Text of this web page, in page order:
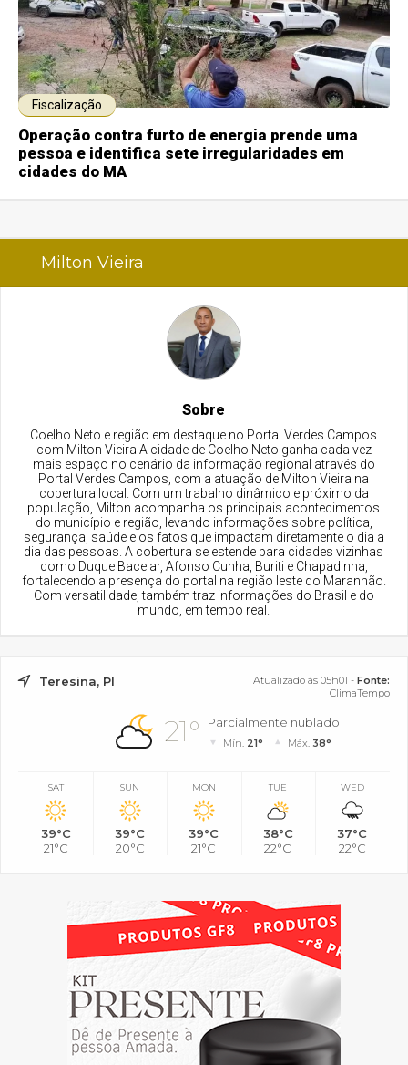
Fiscalização
Operação contra furto de energia prende uma
pessoa e identifica sete irregularidades em
cidades do MA
Milton Vieira
Sobre
Coelho Neto e região em destaque no Portal Verdes Campos
com Milton Vieira A cidade de Coelho Neto ganha cada vez
mais espaço no cenário da informação regional através do
Portal Verdes Campos, com a atuação de Milton Vieira na
cobertura local. Com um trabalho dinâmico e próximo da
população, Milton acompanha os principais acontecimentos
do município e região, levando informações sobre política,
segurança, saúde e os fatos que impactam diretamente o dia a
dia das pessoas. A cobertura se estende para cidades vizinhas
como Duque Bacelar, Afonso Cunha, Buriti e Chapadinha,
fortalecendo a presença do portal na região leste do Maranhão.
Com versatilidade, também traz informações do Brasil e do
mundo, em tempo real.
Teresina, PI Atualizado às 05h01 - Fonte:
ClimaTempo
21° Parcialmente nublado
Mín. 21° Máx. 38°
SAT
39°C
21°C
SUN
39°C
20°C
MON
39°C
21°C
TUE
38°C
22°C
WED
37°C
22°C